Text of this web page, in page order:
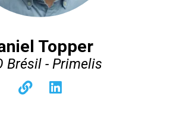
Topper
Brésil - Primelis